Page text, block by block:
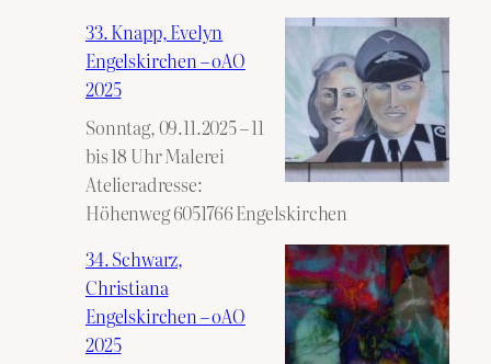
33. Knapp, Evelyn
Engelskirchen – oAO
2025
Sonntag, 09.11.2025 – 11
bis 18 Uhr Malerei
Atelieradresse:
Höhenweg 6051766 Engelskirchen
34. Schwarz,
Christiana
Engelskirchen – oAO
2025